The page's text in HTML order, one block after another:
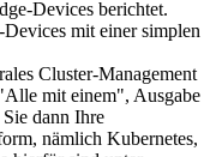
Devices berichtet.
mit einer simplen
Cluster-Management
mit einem", Ausgabe
dann Ihre
nämlich Kubernetes,